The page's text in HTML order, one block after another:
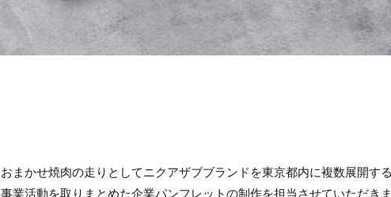
おまかせ焼肉の走りとしてニクアザブブランドを東京都内に複数展開す
事業活動を取りまとめた企業パンフレットの制作を担当させていただきま